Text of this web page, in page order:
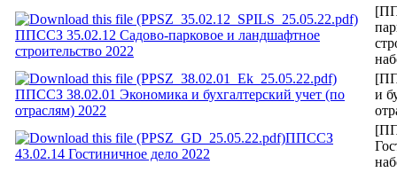
ППССЗ 35.02.12 Садово-парковое и ландшафтное
строительство 2022
ППССЗ 38.02.01 Экономика и бухгалтерский учет (по
отраслям) 2022
и
ППССЗ
43.02.14 Гостиничное дело 2022